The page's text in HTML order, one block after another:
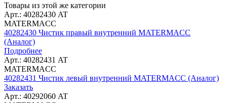
Товары из этой же категории
Арт.: 40282430 AT
MATERMACC
40282430 Чистик правый внутренний MATERMACC
(Аналог)
Подробнее
Арт.: 40282431 AT
MATERMACC
40282431 Чистик левый внутренний MATERMACC (Аналог)
Заказать
Арт.: 40292060 AT